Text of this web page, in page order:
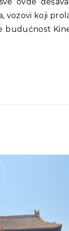
vozovi koji
budućnost